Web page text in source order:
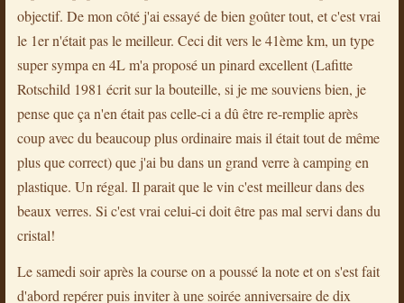
objectif. De mon côté j'ai essayé de bien goûter tout, et c'est vrai
le 1er n'était pas le meilleur. Ceci dit vers le 41ème km, un type
super sympa en 4L m'a proposé un pinard excellent (Lafitte
Rotschild 1981 écrit sur la bouteille, si je me souviens bien, je
pense que ça n'en était pas celle-ci a dû être re-remplie après
coup avec du beaucoup plus ordinaire mais il était tout de même
plus que correct) que j'ai bu dans un grand verre à camping en
plastique. Un régal. Il parait que le vin c'est meilleur dans des
beaux verres. Si c'est vrai celui-ci doit être pas mal servi dans du
cristal!
Le samedi soir après la course on a poussé la note et on s'est fait
d'abord repérer puis inviter à une soirée anniversaire de dix